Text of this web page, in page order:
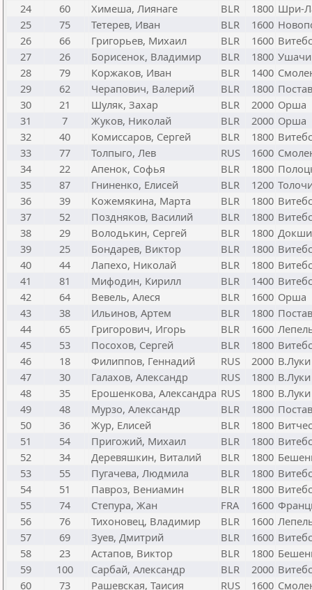
24
60 Химеша, Лиянаге BLR 1800 Шри-
25
75 Тетерев, Иван BLR 1600
26
66 Григорьев, Михаил BLR 1600
27
26 Борисенок, Владимир BLR 1800 Ушачи
28
79 Коржаков, Иван BLR 1400
29
62 Черапович, Валерий BLR 1800
30
21 Шуляк, Захар BLR 2000 Орша
31
7 Жуков, Николай BLR 2000 Орша
32
40 Комиссаров, Сергей BLR 1800
33
77 Толпыго, Лев RUS 1600
34
22 Апенок, Софья BLR 1800
35
87 Гниненко, Елисей BLR 1200
36
39 Кожемякина, Марта BLR 1800
37
52 Поздняков, Василий BLR 1800
38
29 Володькин, Сергей BLR 1800
39
25 Бондарев, Виктор BLR 1800
40
44 Лапехо, Николай BLR 1800
41
81 Мифодин, Кирилл BLR 1400
42
64 Вевель, Алеся BLR 1600 Орша
43
38 Ильинов, Артем BLR 1800
44
65 Григорович, Игорь BLR 1600
45
53 Посохов, Сергей BLR 1800
46
18 Филиппов, Геннадий RUS 2000 В.Луки
47
30 Галахов, Александр RUS 1800 В.Луки
48
35 Ерошенкова, Александра RUS 1800 В.Луки
49
48 Мурзо, Александр BLR 1800
50
36 Жур, Елисей BLR 1800
51
54 Пригожий, Михаил BLR 1800
52
34 Деревяшкин, Виталий BLR 1800
53
55 Пугачева, Людмила BLR 1800
54
51 Павроз, Вениамин BLR 1800
55
74 Степура, Жан FRA 1600
56
76 Тихоновец, Владимир BLR 1600
57
69 Зуев, Дмитрий BLR 1600
58
23 Астапов, Виктор BLR 1800
59
100 Сарбай, Александр BLR 2000
60
73 Рашевская, Таисия RUS 1600